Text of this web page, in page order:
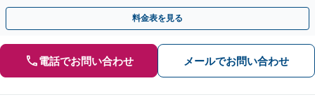
料金表を見る
電話でお問い合わせ メールでお問い合わせ